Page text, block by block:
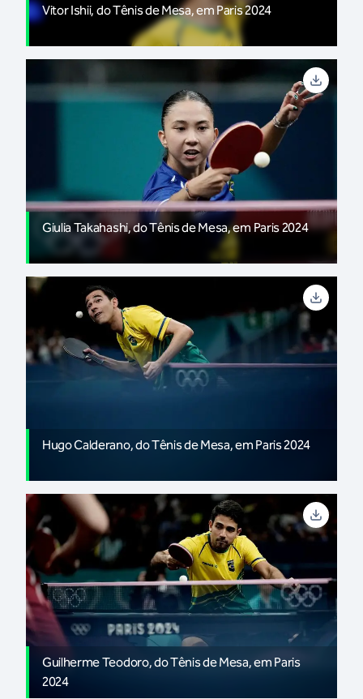
Vitor Ishii, do Tênis de Mesa, em Paris 2024
Giulia Takahashi, do Tênis de Mesa, em Paris 2024
Hugo Calderano, do Tênis de Mesa, em Paris 2024
Guilherme Teodoro, do Tênis de Mesa, em Paris
2024